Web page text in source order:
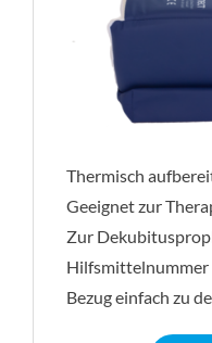
Thermisch
Geeignet zur
Zur
Hilfsmittelnummer
Bezug einfach zu